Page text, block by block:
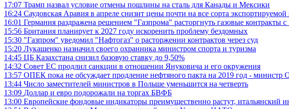
17:07 Трамп назвал условие отмены пошлины на сталь для Канады и Мексики
16:24 Саудовская Аравия в апреле снизит цены почти на все сорта экспортируемой
16:01 Германия раздражена решением "Газпрома" расторгнуть газовые контракты
15:56 Британия планирует к 2027 году искоренить проблему бездомных
15:30 "Газпром" уведомил "Нафтогаз" о расторжении контрактов через суд
15:20 Лукашенко назначил своего охранника министром спорта и туризма
14:45 ЦБ Казахстана снизил базовую ставку до 9,50%
14:32 Совет ЕС продлил санкции в отношении Януковича и его окружения
13:57 ОПЕК пока не обсуждает продление нефтяного пакта на 2019 год - министр
13:44 Число заместителей министров в Польше уменьшится на четверть
13:09 Доллар и евро подорожали на торгах БВФБ
13:00 Европейские фондовые индикаторы преимущественно растут, итальянский